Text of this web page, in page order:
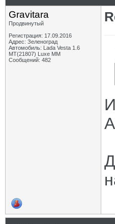
Gravitara
Продвинутый
Регистрация: 17.09.2016
Адрес: Зеленоград
Автомобиль: Lada Vesta 1.6
MT(21807) Luxe MM
Сообщений: 482